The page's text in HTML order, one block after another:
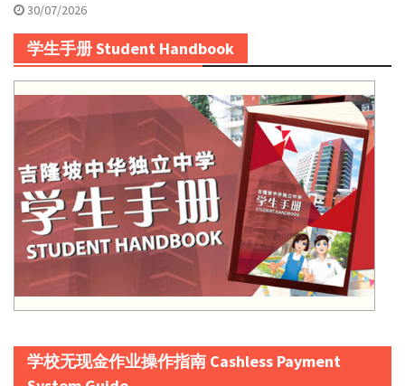
30/07/2026
学生手册 Student Handbook
学校无现金作业操作指南 Cashless Payment